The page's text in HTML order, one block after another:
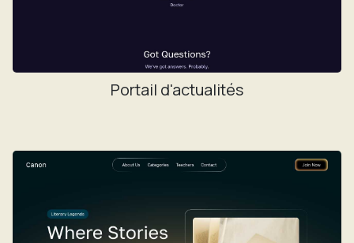
Portail d'actualités